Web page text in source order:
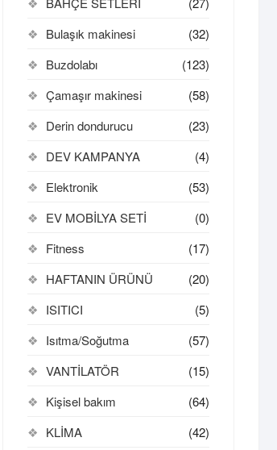
Bulaşık makinesi
(32)
Buzdolabı
(123)
Çamaşır makinesi
(58)
Derin dondurucu
(23)
DEV KAMPANYA
(4)
Elektronik
(53)
EV MOBİLYA SETİ
(0)
Fitness
(17)
HAFTANIN ÜRÜNÜ
(20)
ISITICI
(5)
Isıtma/Soğutma
(57)
VANTİLATÖR
(15)
Kişisel bakım
(64)
KLİMA
(42)